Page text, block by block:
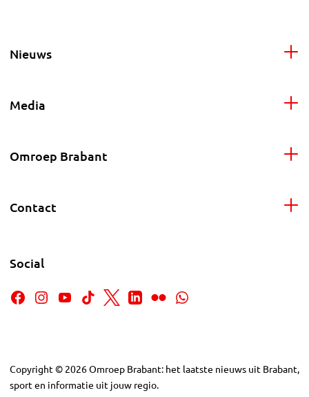
Nieuws
Media
Omroep Brabant
Contact
Social
Copyright © 2026Omroep Brabant: het laatste nieuws uit Brabant,
sport en informatie uit jouw regio.